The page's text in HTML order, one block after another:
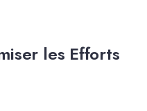
les Efforts